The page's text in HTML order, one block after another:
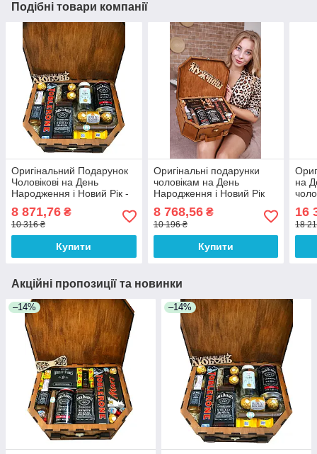
Подібні товари компанії
Оригінальний Подарунок
Чоловікові на День
Народження і Новий Рік -
начальнику
8 871,76 ₴
10 316 ₴
Купити
Оригінальні подарунки
чоловікам на День
Народження і Новий Рік
братові на ювілей
8 768,56₴
10 196 ₴
Купити
на
16
18
Акційні пропозиції та новинки
–14% –14%